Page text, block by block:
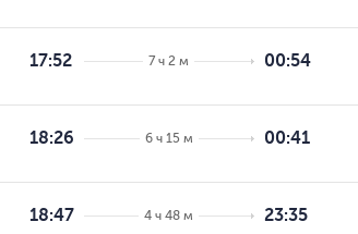
17:52 7 ч 2 м 00:54
18:26 6 ч 15 м 00:41
18:47 4 ч 48 м 23:35